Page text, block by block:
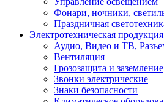
Фонари, ночники,
Праздничная
Электротехническая продукция
Аудио, Видео и ТВ,
Вентиляция
Грозозащита и заземление
Звонки электрические
Знаки безопасности